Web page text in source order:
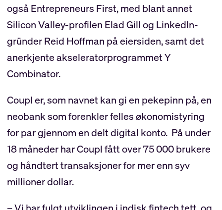
også Entrepreneurs First, med blant annet
Silicon Valley-profilen Elad Gill og LinkedIn-
gründer Reid Hoffman på eiersiden, samt det
anerkjente akseleratorprogrammet Y
Combinator.
Coupl er, som navnet kan gi en pekepinn på, en
neobank som forenkler felles økonomistyring
for par gjennom en delt digital konto. På under
18 måneder har Coupl fått over 75 000 brukere
og håndtert transaksjoner for mer enn syv
millioner dollar.